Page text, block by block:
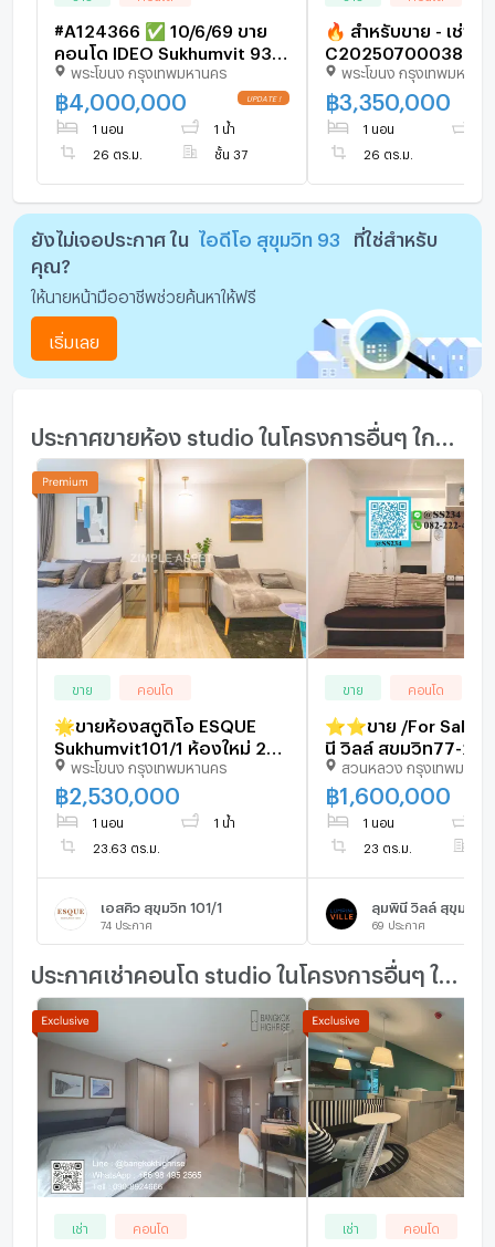
#A124366 ✅ 10/6/69 ขาย
คอนโด IDEO Sukhumvit 93
📲📢สอบถาม ld line
@condoboy
พระโขนง กรุงเทพมหานคร
฿ 4,000,000
1 นอน 1 น้ำ
26 ตร.ม. ชั้น 37
🔥 สำหรับขาย - เช่า
Sukhumvit 93, ห้อง
ห้องน้ำ, วิวเมือง, แต่
พร้อมเข้าอยู่, ราคาพิเ
พระโขนง กรุงเทพมหานค
฿3,350,000
1 นอน
26 ตร.ม.
ยังไม่เจอประกาศ ใน ไอดีโอ สุขุมวิท 93
ที่ใช่สำหรับ
คุณ?
ให้นายหน้ามืออาชีพช่วยค้นหาให้ฟรี
เริ่มเลย
ขาย คอนโด
🌟ขายห้องสตูดิโอ ESQUE
Sukhumvit101/1 ห้องใหม่ 24 -
25 sqm. เริ่มต้น 2.5x MB
พร้อมส่วนลดสุดพิเศษ ในทำเล
ทอง!
พระโขนง กรุงเทพมหานคร
฿2,530,000
1 นอน 1 น้ำ
23.63 ตร.ม.
เอสคิว สุขุมวิท 101/1
74 ประกาศ
ขาย คอนโด
⭐⭐ขาย /For
นี วิลล์ สุขุมวิท77-2 (Lumpini
Ville Sukhumvit 77)
ตรม. ชั้น 10 สนใจทัก 🏡💚
@SS234
สวนหลวง กรุงเทพมหาน
฿1,600,000
1 นอน
23 ตร.ม.
ลุมพินี วิลล์ สุขุมวิท
69 ประกาศ
ประกาศเช่าคอนโด studio ในโครงการอื่นๆ ใกล้เคียง
เช่า คอนโด เช่า คอนโด